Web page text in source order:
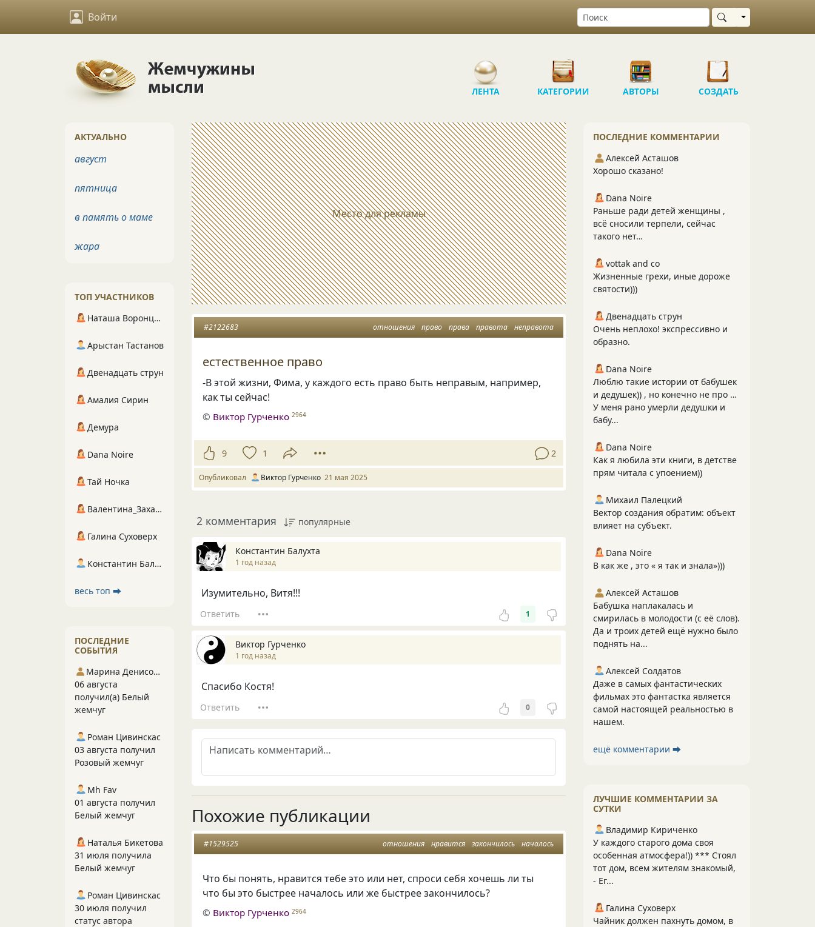
Войти Выбрать область
ЛЕНТА КАТЕГОРИИ АВТОРЫ СОЗДАТЬ
Место для рекламы
отношения право права правота неправота
#2122683
естественное право
-В этой жизни, Фима, у каждого есть право быть неправым, например,
как ты сейчас!
© Виктор Гурченко 2964
9 1 2
Опубликовал Виктор Гурченко 21 мая 2025
2 комментария популярные
Константин Балухта
1 год назад
Изумительно, Витя!!!
Ответить 1
Виктор Гурченко
1 год назад
Спасибо Костя!
Ответить 0
Похожие публикации
отношения нравится закончилось началось
#1529525
Что бы понять, нравится тебе это или нет, спроси себя хочешь ли ты
что бы это быстрее началось или же быстрее закончилось?
© Виктор Гурченко 2964
ПОСЛЕДНИЕ КОММЕНТАРИИ
Алексей Асташов
Хорошо сказано!
Dana Noire
Раньше ради детей женщины ,
всё сносили терпели, сейчас
такого нет…
vottak and co
Жизненные грехи, иные дороже
святости)))
Двенадцать струн
Очень неплохо! экспрессивно и
образно.
Dana Noire
Люблю такие истории от бабушек
и дедушек)) , но конечно не про …
У меня рано умерли дедушки и
бабу...
Dana Noire
Как я любила эти книги, в детстве
прям читала с упоением))
Михаил Палецкий
Вектор создания обратим: объект
влияет на субъект.
Dana Noire
В как же , это « я так и знала»)))
Алексей Асташов
Бабушка наплакалась и
смирилась в молодости (с её слов).
Да и троих детей ещё нужно было
поднять на...
Алексей Солдатов
Даже в самых фантастических
фильмах это фантастка является
самой настоящей реальностью в
нашем.
ещё комментарии ⮕
ЛУЧШИЕ КОММЕНТАРИИ ЗА
СУТКИ
Владимир Кириченко
У каждого старого дома своя
особенная атмосфера!)) *** Стоял
тот дом, всем жителям знакомый,
- Ег...
Галина Суховерх
Чайник должен пахнуть домом, в
АКТУАЛЬНО
август
пятница
в память о маме
жара
ТОП УЧАСТНИКОВ
Наташа Воронцова
Арыстан Тастанов
Двенадцать струн
Амалия Сирин
Демура
Dana Noire
Тай Ночка
Валентина_Захарова
Галина Суховерх
Константин Балухта
весь топ ⮕
ПОСЛЕДНИЕ
СОБЫТИЯ
Марина Денисова 5
06 августа
получил(а) Белый
жемчуг
Роман Цивинскас
03 августа получил
Розовый жемчуг
Mh Fav
01 августа получил
Белый жемчуг
Наталья Бикетова
31 июля получила
Белый жемчуг
Роман Цивинскас
30 июля получил
статус автора